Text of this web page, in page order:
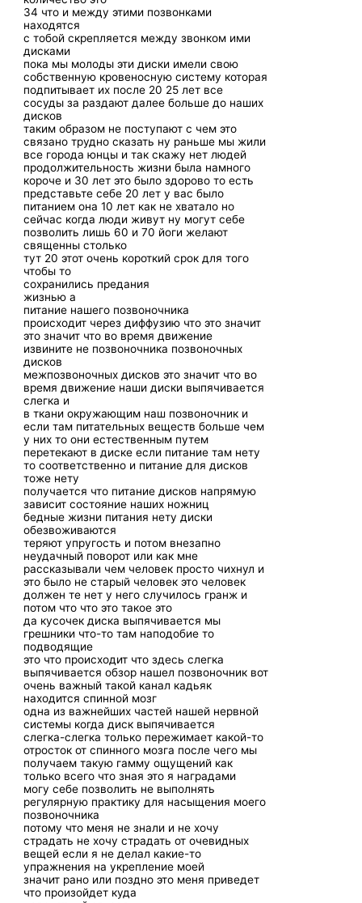
34 что и между этими позвонками
находятся
с тобой скрепляется между звонком ими
дисками
пока мы молоды эти диски имели свою
собственную кровеносную систему которая
подпитывает их после 20 25 лет все
сосуды за раздают далее больше до наших
дисков
таким образом не поступают с чем это
связано трудно сказать ну раньше мы жили
все города юнцы и так скажу нет людей
продолжительность жизни была намного
короче и 30 лет это было здорово то есть
представьте себе 20 лет у вас было
питанием она 10 лет как не хватало но
сейчас когда люди живут ну могут себе
позволить лишь 60 и 70 йоги желают
священны столько
тут 20 этот очень короткий срок для того
чтобы то
сохранились предания
жизнью а
питание нашего позвоночника
происходит через диффузию что это значит
это значит что во время движение
извините не позвоночника позвоночных
дисков
межпозвоночных дисков это значит что во
время движение наши диски выпячивается
слегка и
в ткани окружающим наш позвоночник и
если там питательных веществ больше чем
у них то они естественным путем
перетекают в диске если питание там нету
то соответственно и питание для дисков
тоже нету
получается что питание дисков напрямую
зависит состояние наших ножниц
бедные жизни питания нету диски
обезвоживаются
теряют упругость и потом внезапно
неудачный поворот или как мне
рассказывали чем человек просто чихнул и
это было не старый человек это человек
должен те нет у него случилось гранж и
потом что что это такое это
да кусочек диска выпячивается мы
грешники что-то там наподобие то
подводящие
это что происходит что здесь слегка
выпячивается обзор нашел позвоночник вот
очень важный такой канал кадьяк
находится спинной мозг
одна из важнейших частей нашей нервной
системы когда диск выпячивается
слегка-слегка только пережимает какой-то
отросток от спинного мозга после чего мы
получаем такую гамму ощущений как
только всего что зная это я наградами
могу себе позволить не выполнять
регулярную практику для насыщения моего
позвоночника
потому что меня не знали и не хочу
страдать не хочу страдать от очевидных
вещей если я не делал какие-то
упражнения на укрепление моей
значит рано или поздно это меня приведет
что произойдет куда